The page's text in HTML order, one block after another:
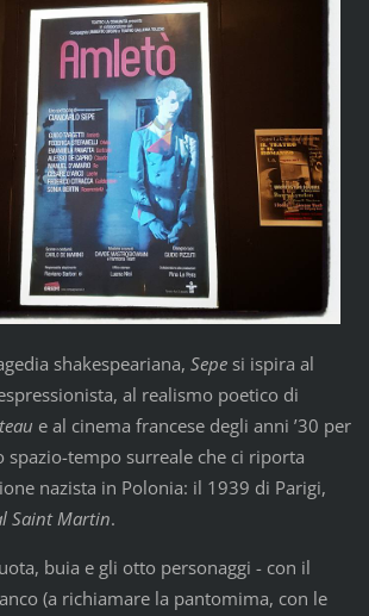
shakespeariana, Sepesi ispira al
al realismo poetico di
e al cinema francese degli anni ’30 per
spazio-tempo surreale che ci riporta
nazista in Polonia: il 1939 di Parigi,
Saint Martin.
buia e gli otto personaggi - con il
(a richiamare la pantomima, con le